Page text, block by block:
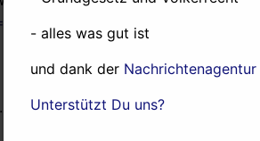
- alles was gut ist
und dank der Nachrichtenagentur
Unterstützt Du uns?